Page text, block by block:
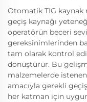
Otomatik TIG
geçiş kaynağı
operatörün beceri
gereksinimlerinden
tam olarak kontrol
dönüştürür. Bu
malzemelerde
amacıyla gerekli
her katman için